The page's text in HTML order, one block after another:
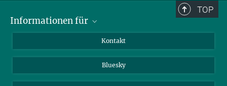
TOP
Informationen für
Bewerbende
Forschende
Kontakt
Bluesky